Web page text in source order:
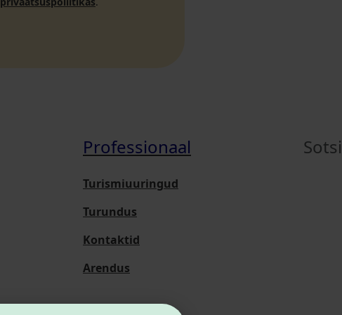
Professionaal
Turismiuuringud
Turundus
Kontaktid
Arendus